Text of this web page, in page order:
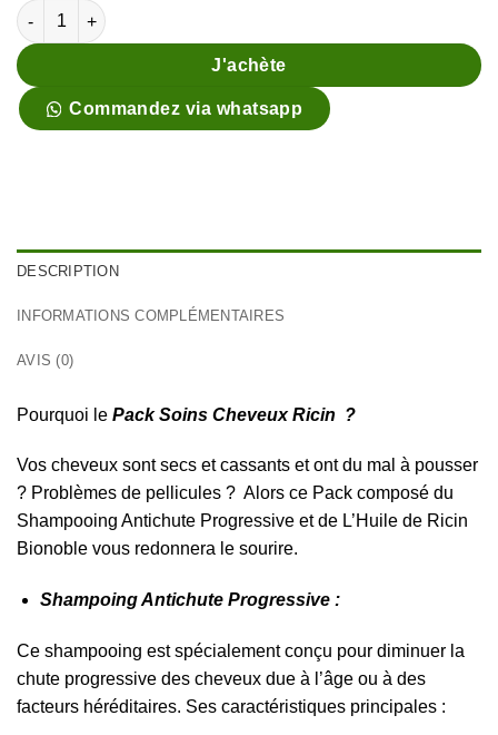
quantité de Pack Soins Cheveux Ricin ( Pellicules - Antichute
J'achète
Commandez via whatsapp
DESCRIPTION
INFORMATIONS COMPLÉMENTAIRES
AVIS (0)
Pourquoi le Pack Soins Cheveux Ricin ?
Vos cheveux sont secs et cassants et ont du mal à pousser
? Problèmes de pellicules ? Alors ce Pack composé du
Shampooing Antichute Progressive et de L’Huile de Ricin
Bionoble vous redonnera le sourire.
Shampoing Antichute Progressive :
Ce shampooing est spécialement conçu pour diminuer la
chute progressive des cheveux due à l’âge ou à des
facteurs héréditaires. Ses caractéristiques principales :